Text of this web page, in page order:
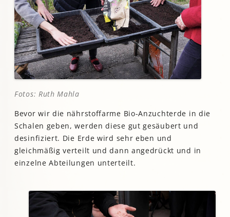
Fotos: Ruth Mahla
Bevor wir die nährstoffarme Bio-Anzuchterde in die
Schalen geben, werden diese gut gesäubert und
desinfiziert. Die Erde wird sehr eben und
gleichmäßig verteilt und dann angedrückt und in
einzelne Abteilungen unterteilt.